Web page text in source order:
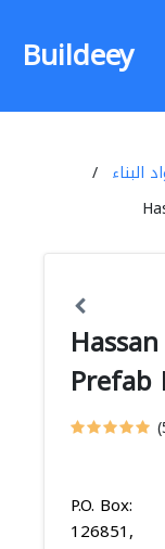
Buildeey
البناء
Prefab
P.O. Box:
126851,